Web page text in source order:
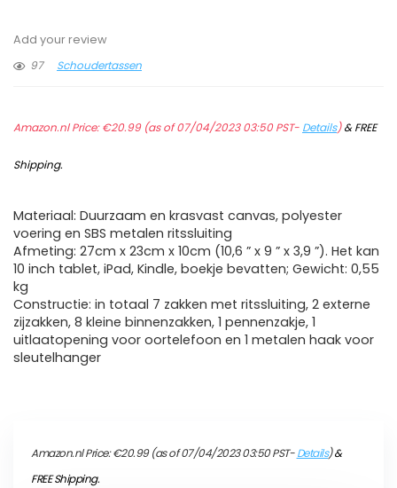
Add your review
97
Schoudertassen
Amazon.nl Price:€20.99(as of 07/04/2023 03:50 PST- Details)&FREE
Shipping.
Materiaal: Duurzaam en krasvast canvas, polyester
voering en SBS metalen ritssluiting
Afmeting: 27cm x 23cm x 10cm (10,6 ” x 9 ” x 3,9 ”). Het kan
10 inch tablet, iPad, Kindle, boekje bevatten; Gewicht: 0,55
kg
Constructie: in totaal 7 zakken met ritssluiting, 2 externe
zijzakken, 8 kleine binnenzakken, 1 pennenzakje, 1
uitlaatopening voor oortelefoon en 1 metalen haak voor
sleutelhanger
Amazon.nl Price:€20.99(as of 07/04/2023 03:50 PST-Details)&
FREE Shipping.